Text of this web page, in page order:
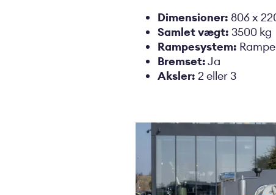
Dimensioner: 806 x
Samlet vægt: 3500 kg
Rampesystem:
Bremset:Ja
Aksler: 2 eller 3